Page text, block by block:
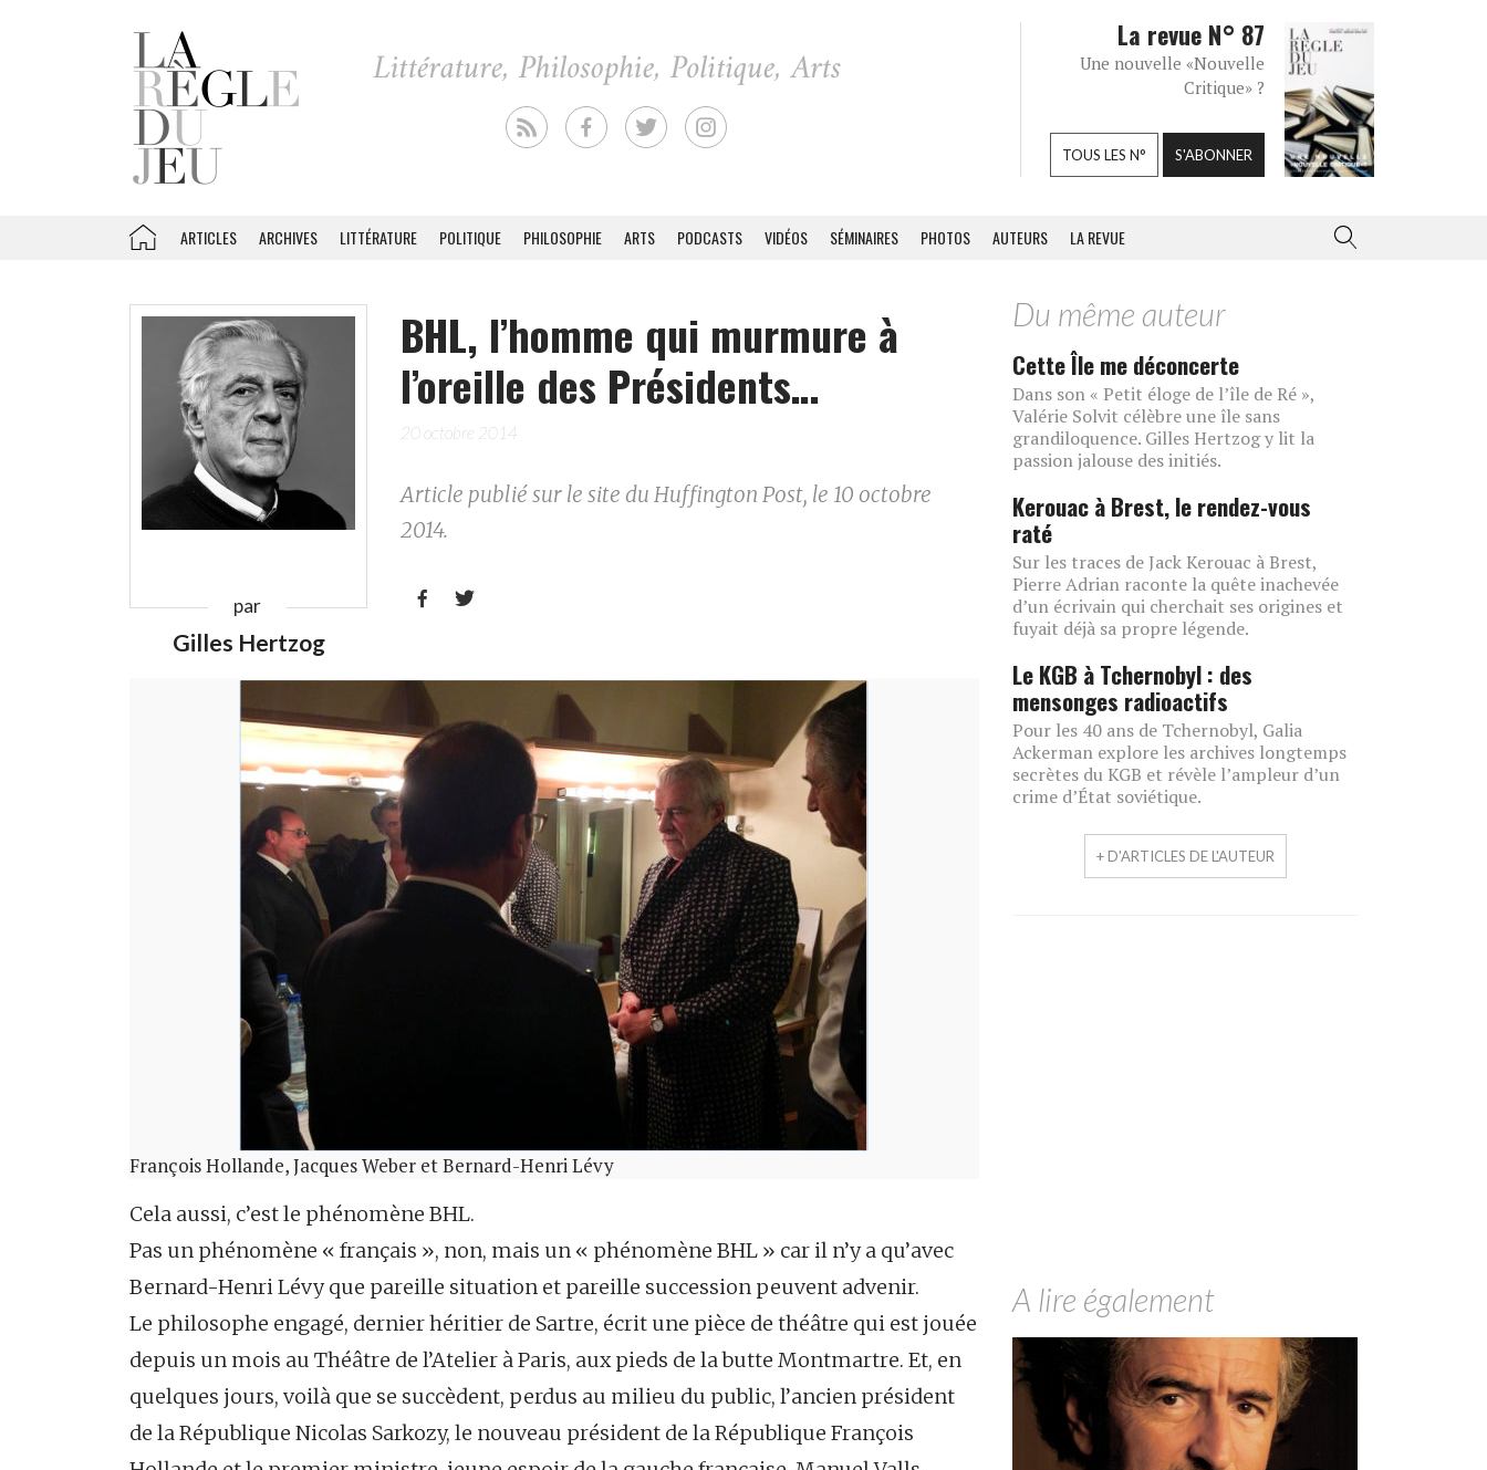
La revue N° 87
Une nouvelle «Nouvelle
Critique» ?
TOUS LES N° S'ABONNER
ARTICLES ARCHIVES LITTÉRATURE POLITIQUE PHILOSOPHIE ARTS PODCASTS VIDÉOS SÉMINAIRES PHOTOS AUTEURS LA REVUE
par
Gilles Hertzog
BHL, l’homme qui murmure à
l’oreille des Présidents…
20 octobre 2014
Article publié sur le site du Huffington Post, le 10 octobre
2014.
 
François Hollande, Jacques Weber et Bernard-Henri Lévy
Cela aussi, c’est le phénomène BHL.
Pas un phénomène « français », non, mais un « phénomène BHL » car il n’y a qu’avec
Bernard-Henri Lévy que pareille situation et pareille succession peuvent advenir.
Le philosophe engagé, dernier héritier de Sartre, écrit une pièce de théâtre qui est jouée
depuis un mois au Théâtre de l’Atelier à Paris, aux pieds de la butte Montmartre. Et, en
quelques jours, voilà que se succèdent, perdus au milieu du public, l’ancien président
de la République Nicolas Sarkozy, le nouveau président de la République François
Du même auteur
Cette Île me déconcerte
Dans son « Petit éloge de l’île de Ré »,
Valérie Solvit célèbre une île sans
grandiloquence. Gilles Hertzog y lit la
passion jalouse des initiés.
Kerouac à Brest, le rendez-vous
raté
Sur les traces de Jack Kerouac à Brest,
Pierre Adrian raconte la quête inachevée
d’un écrivain qui cherchait ses origines et
fuyait déjà sa propre légende.
Le KGB à Tchernobyl : des
mensonges radioactifs
Pour les 40 ans de Tchernobyl, Galia
Ackerman explore les archives longtemps
secrètes du KGB et révèle l’ampleur d’un
crime d’État soviétique.
+ D'ARTICLES DE L'AUTEUR
A lire également